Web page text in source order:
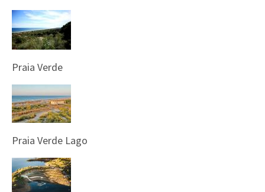
Praia Verde
Praia Verde Lago